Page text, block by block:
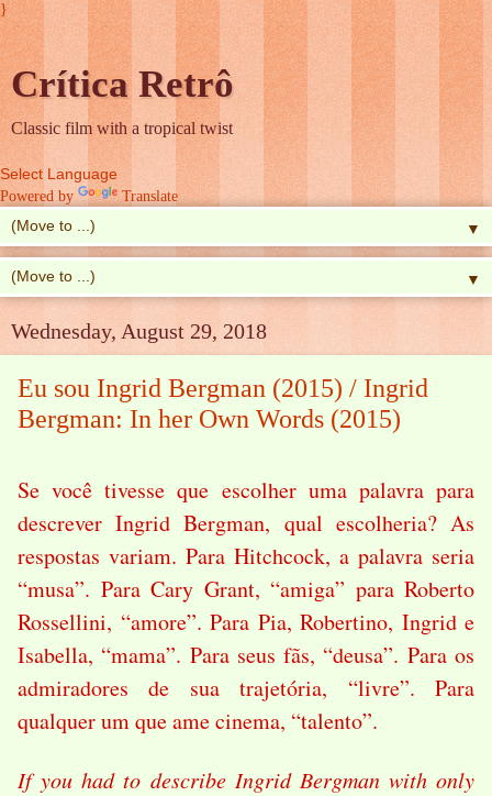
}
Crítica Retrô
Classic film with a tropical twist
Powered by
Translate
▼
▼
Wednesday, August 29, 2018
Eu sou Ingrid Bergman (2015) / Ingrid
Bergman: In her Own Words (2015)
Se você tivesse que escolher uma palavra para
descrever Ingrid Bergman, qual escolheria? As
respostas variam. Para Hitchcock, a palavra seria
“musa”. Para Cary Grant, “amiga” para Roberto
Rossellini, “amore”. Para Pia, Robertino, Ingrid e
Isabella, “mama”. Para seus fãs, “deusa”. Para os
admiradores de sua trajetória, “livre”. Para
qualquer um que ame cinema, “talento”.
If you had to describe Ingrid Bergman with only